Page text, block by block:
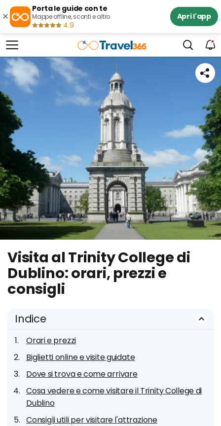
×
Porta le guide con te
Mappe offline, sconti e altro
4.9
Apri l'app
Visita al Trinity College di
Dublino: orari, prezzi e
consigli
Indice
Orari e prezzi
Biglietti online e visite guidate
Dove si trova e come arrivare
Cosa vedere e come visitare il Trinity College di
Dublino
Consigli utili per visitare l'attrazione